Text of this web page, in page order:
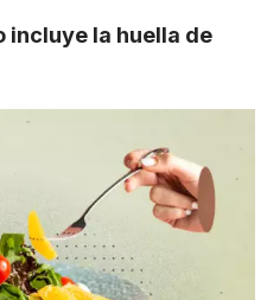
incluye la huella de